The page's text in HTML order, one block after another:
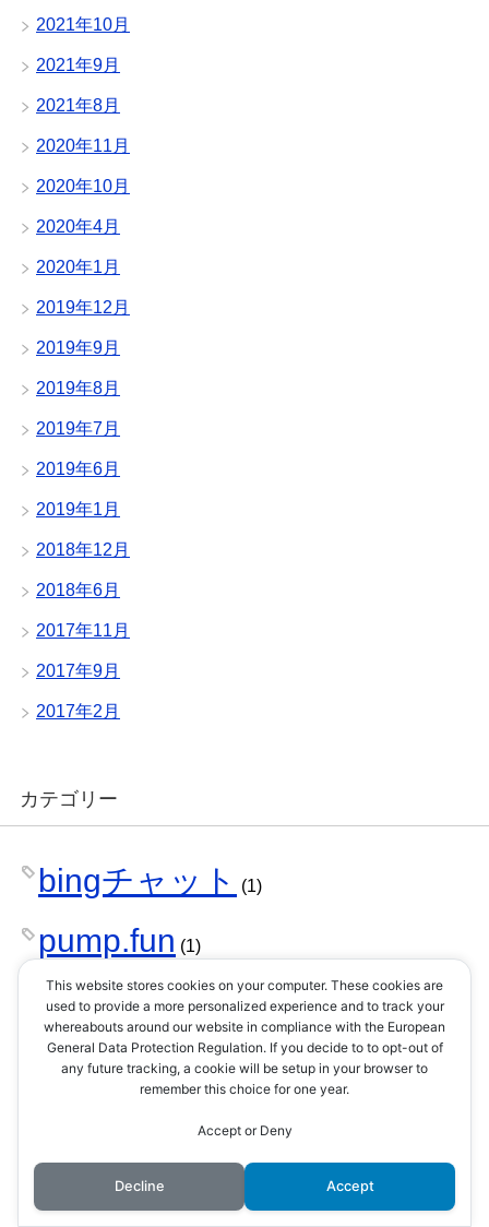
2021年10月
2021年9月
2021年8月
2020年11月
2020年10月
2020年4月
2020年1月
2019年12月
2019年9月
2019年8月
2019年7月
2019年6月
2019年1月
2018年12月
2018年6月
2017年11月
2017年9月
2017年2月
カテゴリー
bingチャット (1)
pump.fun (1)
Sengokucoin(3)
【動画】
【大河ドラマ】
おまじない
This website stores cookies on your computer. These cookies are
used to provide a more personalized experience and to track your
whereabouts around our website in compliance with the European
General Data Protection Regulation. If you decide to to opt-out of
any future tracking, a cookie will be setup in your browser to
remember this choice for one year.
Accept or Deny
Decline Accept